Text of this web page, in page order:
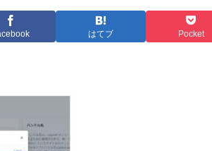
はてブ Pocket